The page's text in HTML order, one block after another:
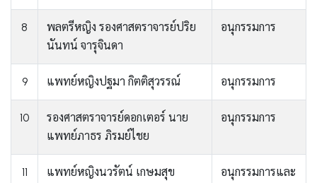
8
พลตรีหญิง รองศาสตราจารย์ปริย
นันทน์ จารุจินดา
อนุกรรมการ
9 แพทย์หญิงปฐมา กิตติสุวรรณ์ อนุกรรมการ
10
รองศาสตราจารย์ดอกเตอร์ นาย
แพทย์ภาธร ภิรมย์ไชย
อนุกรรมการ
11 แพทย์หญิงนวรัตน์ เกษมสุข
อนุกรรมการและ